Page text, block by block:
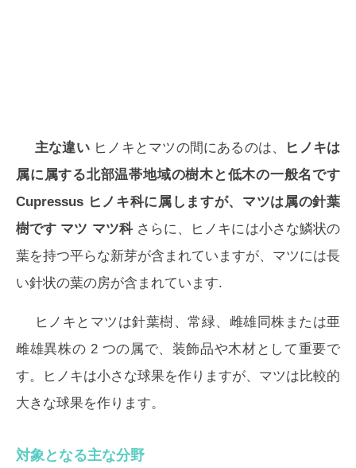
主な違いヒノキとマツの間にあるのは、
ヒノキは
属に属する北部温帯地域の樹木と低木の一般名です
Cupressus ヒノキ科に属しますが、マツは属の針葉
樹です マツ マツ科さらに、ヒノキには小さな鱗状の
葉を持つ平らな新芽が含まれていますが、マツには長
い針状の葉の房が含まれています.
ヒノキとマツは針葉樹、常緑、雌雄同株または亜
雌雄異株の 2 つの属で、装飾品や木材として重要で
す。ヒノキは小さな球果を作りますが、マツは比較的
大きな球果を作ります。
対象となる主な分野